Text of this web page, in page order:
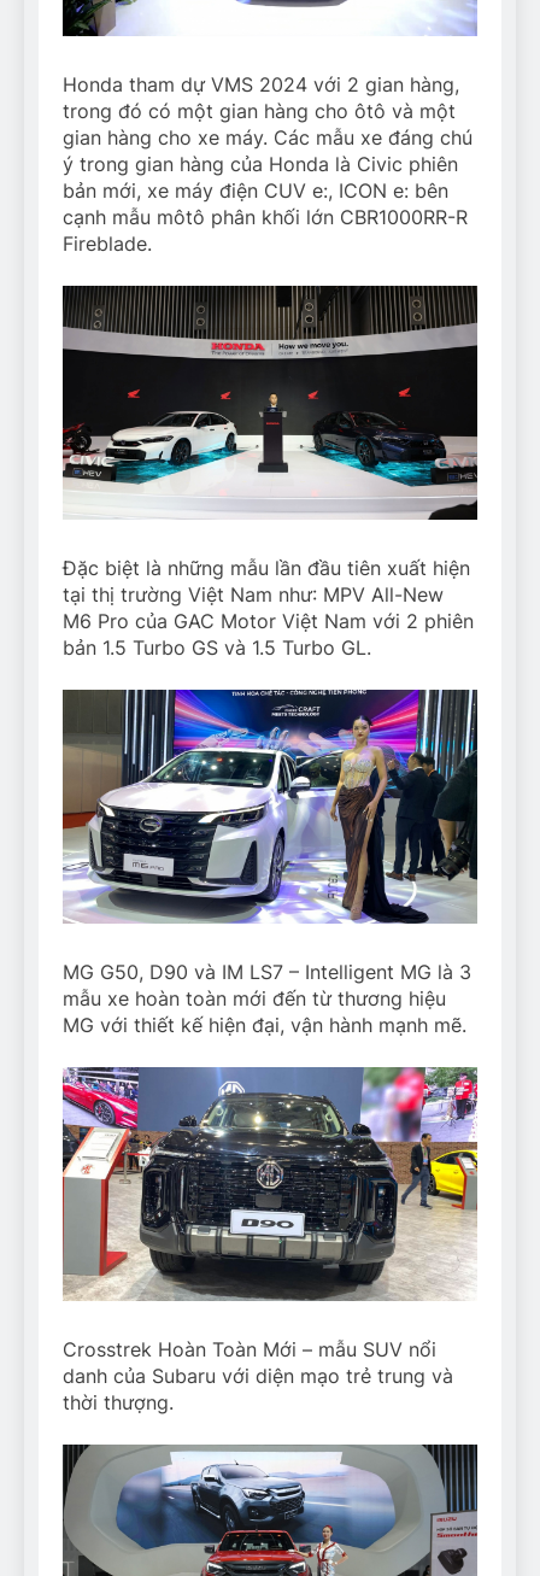
Honda tham dự VMS 2024 với 2 gian hàng,
trong đó có một gian hàng cho ôtô và một
gian hàng cho xe máy. Các mẫu xe đáng chú
ý trong gian hàng của Honda là Civic phiên
bản mới, xe máy điện CUV e:, ICON e: bên
cạnh mẫu môtô phân khối lớn CBR1000RR-R
Fireblade.
Đặc biệt là những mẫu lần đầu tiên xuất hiện
tại thị trường Việt Nam như: MPV All-New
M6 Pro của GAC Motor Việt Nam với 2 phiên
bản 1.5 Turbo GS và 1.5 Turbo GL.
MG G50, D90 và IM LS7 – Intelligent MG là 3
mẫu xe hoàn toàn mới đến từ thương hiệu
MG với thiết kế hiện đại, vận hành mạnh mẽ.
Crosstrek Hoàn Toàn Mới – mẫu SUV nổi
danh của Subaru với diện mạo trẻ trung và
thời thượng.